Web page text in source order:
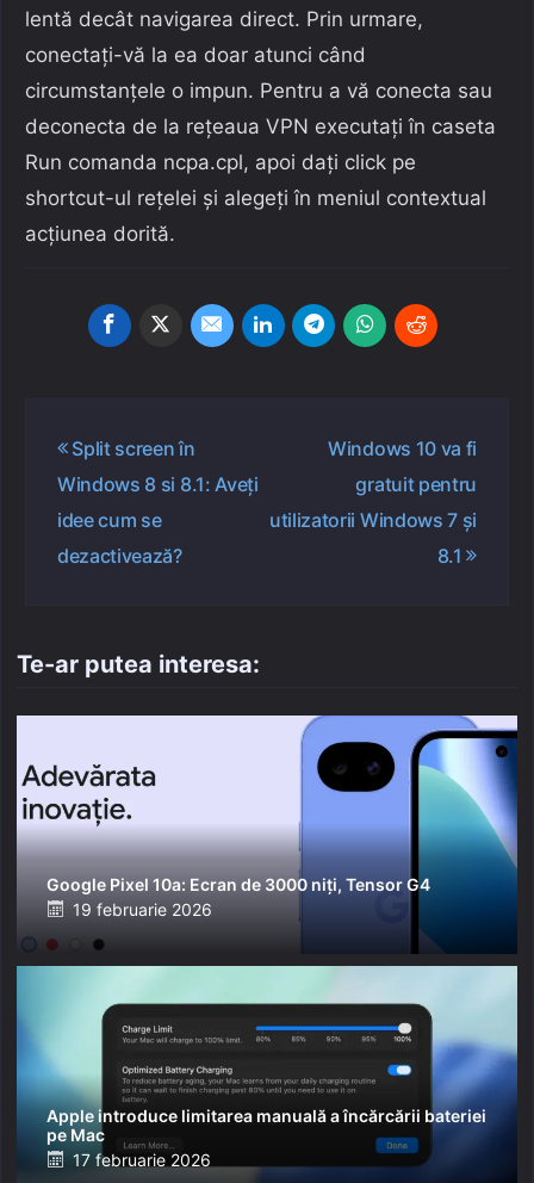
lentă decât navigarea direct. Prin urmare,
conectați-vă la ea doar atunci când
circumstanțele o impun. Pentru a vă conecta sau
deconecta de la rețeaua VPN executați în caseta
Run comanda ncpa.cpl, apoi dați click pe
shortcut-ul rețelei și alegeți în meniul contextual
acțiunea dorită.
Navigare
articole
Split screen în
Windows 8 si 8.1: Aveți
idee cum se
dezactivează?
Windows 10 va fi
gratuit pentru
utilizatorii Windows 7 și
8.1
Te-ar putea interesa:
Google Pixel 10a: Ecran de 3000 niți, Tensor G4
Posted
on
19 februarie 2026
Apple introduce limitarea manuală a încărcării bateriei
pe Mac
Posted
17 februarie 2026